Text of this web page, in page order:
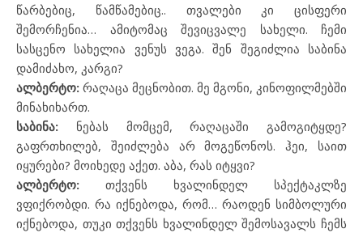
წარბებიც, წამწამებიც.. თვალები კი ცისფერი
შემორჩენია… ამიტომაც შევიცვალე სახელი. ჩემი
სასცენო სახელია ვენუს ვეგა. შენ შეგიძლია საბინა
დამიძახო, კარგი?
ალბერტო: რაღაცა მეცნობით. მე მგონი, კინოფილმებში
მინახიხართ.
საბინა: ნებას მომცემ, რაღაცაში გამოგიტყდე?
გაფრთხილებ, შეიძლება არ მოგეწონოს. ჰეი, საით
იყურები? მოიხედე აქეთ. აბა, რას იტყვი?
ალბერტო: თქვენს ხვალინდელ სპექტაკლზე
ვფიქრობდი. რა იქნებოდა, რომ… რაოდენ სიმბოლური
იქნებოდა, თუკი თქვენს ხვალინდელ შემოსავალს ჩემს